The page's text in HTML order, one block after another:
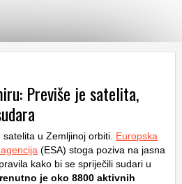
Previše je satelita,
satelita u Zemljinoj orbiti. Europska
(ESA) stoga poziva na jasna
kako bi se spriječili sudari u
je oko 8800 aktivnih